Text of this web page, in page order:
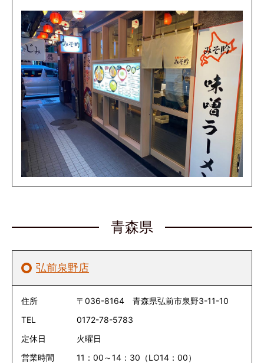
青森県
弘前泉野店
住所
〒036-8164 青森県弘前市泉野3-11-10
TEL
0172-78-5783
定休日
火曜日
営業時間
11：00～14：30（LO14：00）